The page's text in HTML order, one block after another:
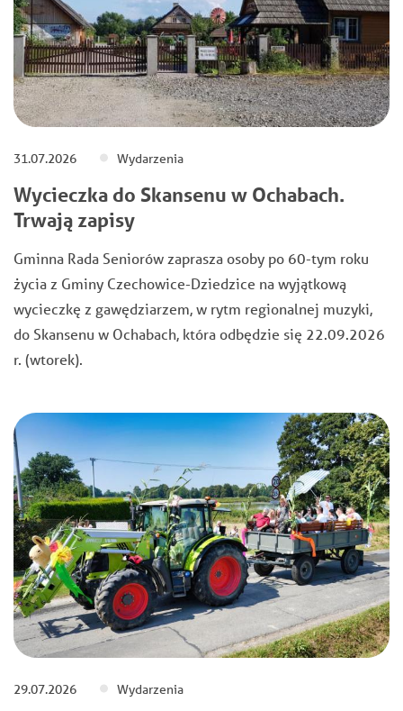
31.07.2026 Wydarzenia
Wycieczka do Skansenu w Ochabach.
Trwają zapisy
Gminna Rada Seniorów zaprasza osoby po 60-tym roku
życia z Gminy Czechowice-Dziedzice na wyjątkową
wycieczkę z gawędziarzem, w rytm regionalnej muzyki,
do Skansenu w Ochabach, która odbędzie się 22.09.2026
r. (wtorek).
29.07.2026 Wydarzenia